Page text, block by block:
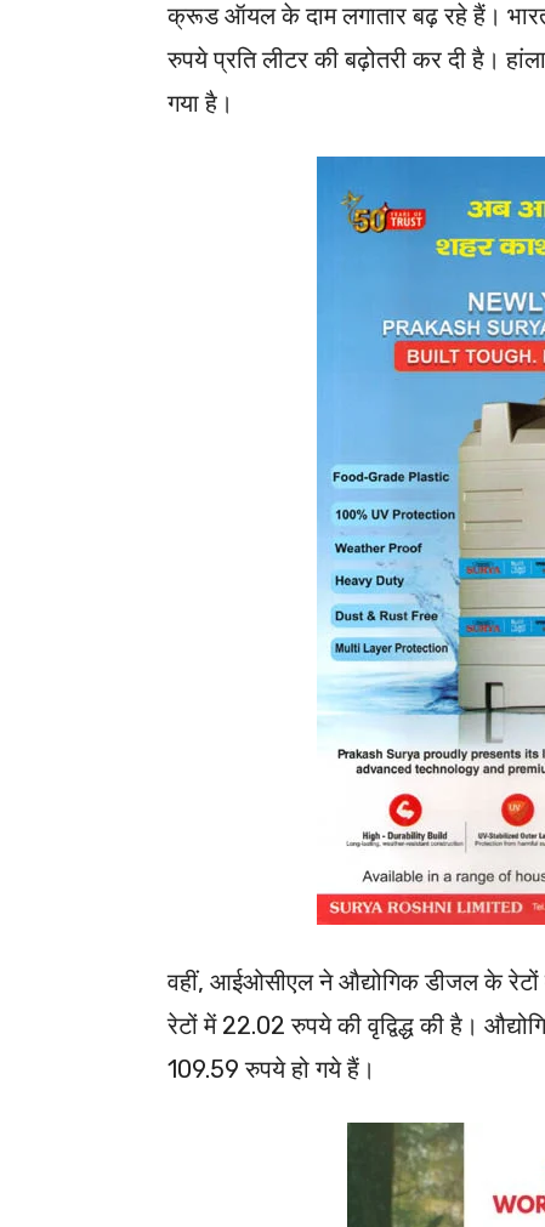
क्रूड ऑयल के दाम लगातार बढ़ रहे हैं।
रुपये प्रति लीटर की बढ़ोतरी कर दी है।
गया है।
वहीं, आईओसीएल ने औद्योगिक डीजल के रेटों
रेटों में 22.02 रुपये की वृद्विद्ध की है।
109.59 रुपये हो गये हैं।